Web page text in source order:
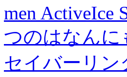
men ActiveIce
つのはなん
セイバーリン